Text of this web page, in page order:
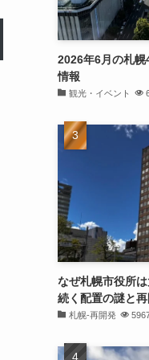
2026年6月の札
情報
観光・イベント
なぜ札幌市役所
続く配置の謎と
札幌-再開発